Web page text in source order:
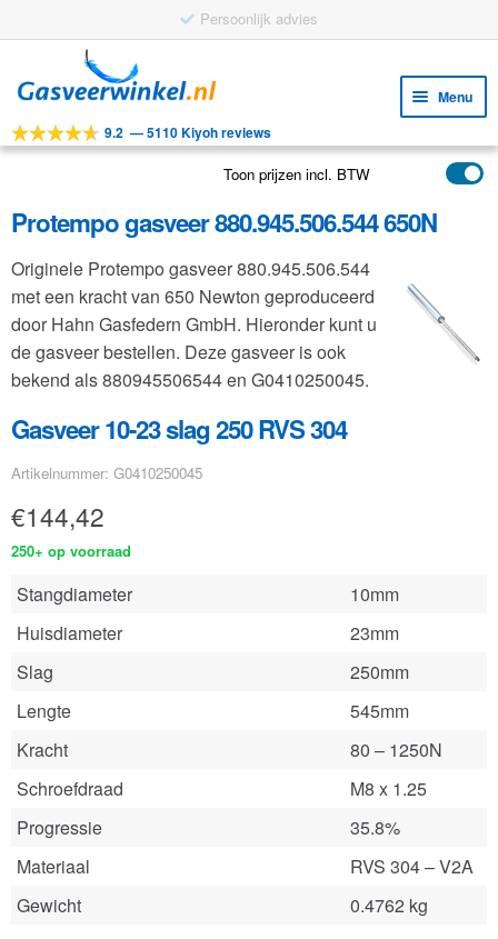
Persoonlijk advies
door
navigatie
naar
inhoud
Menu
Tools
Toepassingen
Klantenservice
FAQ
9.2 —5110 Kiyoh reviews
Toon prijzen incl. BTW
Protempo gasveer 880.945.506.544 650N
Originele Protempo gasveer 880.945.506.544
met een kracht van 650 Newton geproduceerd
door Hahn Gasfedern GmbH. Hieronder kunt u
de gasveer bestellen. Deze gasveer is ook
bekend als 880945506544 en G0410250045.
Gasveer 10-23 slag 250 RVS 304
Artikelnummer: G0410250045
€144,42
250+ op voorraad
Stangdiameter
10mm
Huisdiameter
23mm
Slag
250mm
Lengte
545mm
Kracht
80 – 1250N
Schroefdraad
M8 x 1.25
Progressie
35.8%
Materiaal
RVS 304 – V2A
Gewicht
0.4762 kg